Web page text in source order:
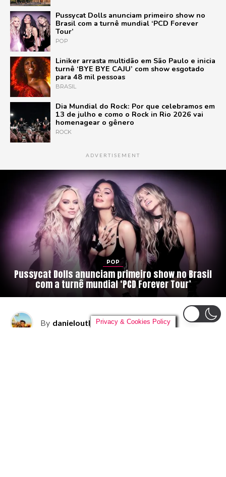
Pussycat Dolls anunciam primeiro show no
Brasil com a turnê mundial ‘PCD Forever
Tour’
POP
Liniker arrasta multidão em São Paulo e inicia
turnê ‘BYE BYE CAJU’ com show esgotado
para 48 mil pessoas
BRASIL
Dia Mundial do Rock: Por que celebramos em
13 de julho e como o Rock in Rio 2026 vai
homenagear o gênero
ROCK
ADVERTISEMENT
POP
Pussycat Dolls anunciam primeiro show no Brasil
com a turnê mundial ‘PCD Forever Tour’
By danieloutlander on 04/08/2026
Privacy & Cookies Policy